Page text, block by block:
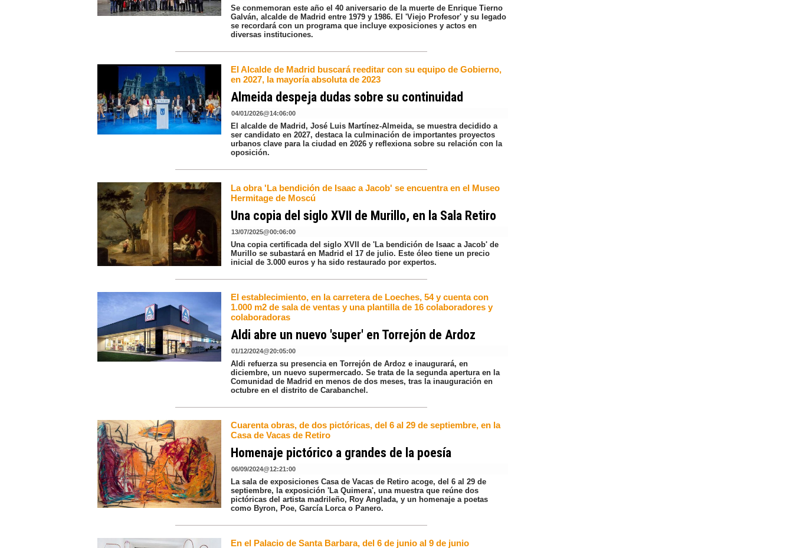
Se conmemoran este año el 40 aniversario de la muerte de Enrique Tierno
Galván, alcalde de Madrid entre 1979 y 1986. El 'Viejo Profesor' y su legado
se recordará con un programa que incluye exposiciones y actos en
diversas instituciones.
El Alcalde de Madrid buscará reeditar con su equipo de Gobierno,
en 2027, la mayoría absoluta de 2023
Almeida despeja dudas sobre su continuidad
04/01/2026@14:06:00
El alcalde de Madrid, José Luis Martínez-Almeida, se muestra decidido a
ser candidato en 2027, destaca la culminación de importantes proyectos
urbanos clave para la ciudad en 2026 y reflexiona sobre su relación con la
oposición.
La obra 'La bendición de Isaac a Jacob' se encuentra en el Museo
Hermitage de Moscú
Una copia del siglo XVII de Murillo, en la Sala Retiro
13/07/2025@00:06:00
Una copia certificada del siglo XVII de 'La bendición de Isaac a Jacob' de
Murillo se subastará en Madrid el 17 de julio. Este óleo tiene un precio
inicial de 3.000 euros y ha sido restaurado por expertos.
El establecimiento, en la carretera de Loeches, 54 y cuenta con
1.000 m2 de sala de ventas y una plantilla de 16 colaboradores y
colaboradoras
Aldi abre un nuevo 'super' en Torrejón de Ardoz
01/12/2024@20:05:00
Aldi refuerza su presencia en Torrejón de Ardoz e inaugurará, en
diciembre, un nuevo supermercado. Se trata de la segunda apertura en la
Comunidad de Madrid en menos de dos meses, tras la inauguración en
octubre en el distrito de Carabanchel.
Cuarenta obras, de dos pictóricas, del 6 al 29 de septiembre, en la
Casa de Vacas de Retiro
Homenaje pictórico a grandes de la poesía
06/09/2024@12:21:00
La sala de exposiciones Casa de Vacas de Retiro acoge, del 6 al 29 de
septiembre, la exposición 'La Quimera', una muestra que reúne dos
pictóricas del artista madrileño, Roy Anglada, y un homenaje a poetas
como Byron, Poe, García Lorca o Panero.
En el Palacio de Santa Barbara, del 6 de junio al 9 de junio